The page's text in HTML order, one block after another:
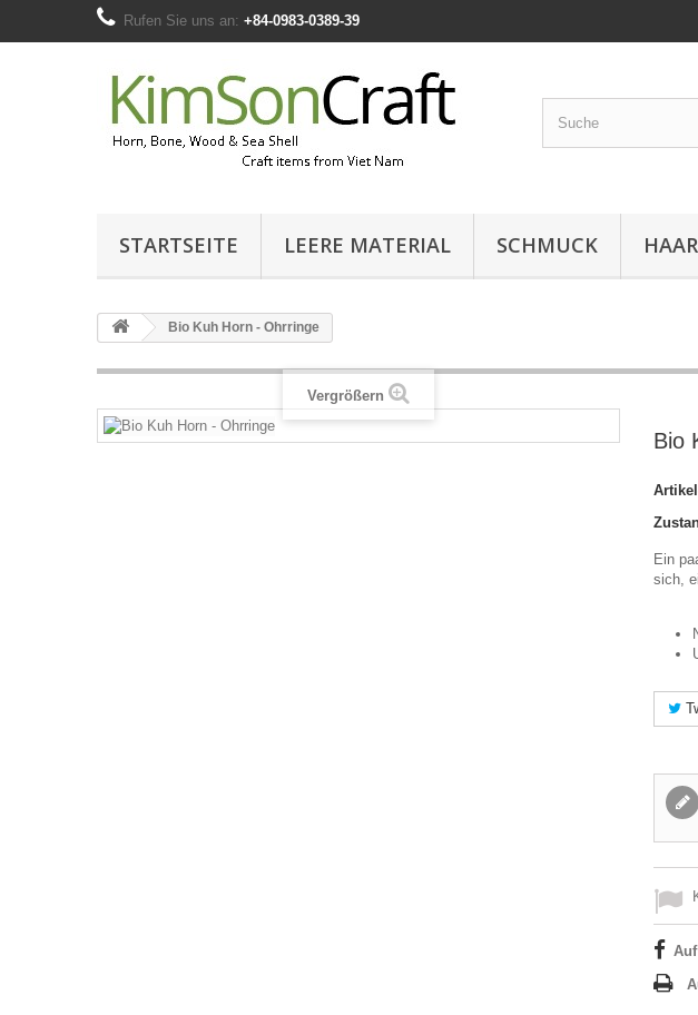
Rufen Sie uns an: +84-0983-0389-39
STARTSEITE LEERE MATERIAL SCHMUCK
Bio Kuh Horn - Ohrringe
Vergrößern
Bio
Ein
sich,